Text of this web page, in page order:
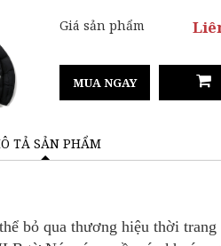
Giá sản phẩm
MUA NGAY
TẢ SẢN PHẨM
bỏ qua thương hiệu thời